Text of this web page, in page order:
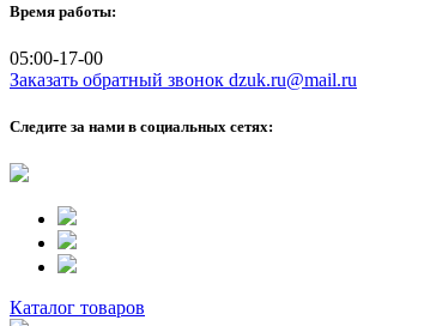
Время работы:
05:00-17-00
Заказать обратный звонок dzuk.ru@mail.ru
Следите за нами в социальных сетях:
Каталог товаров